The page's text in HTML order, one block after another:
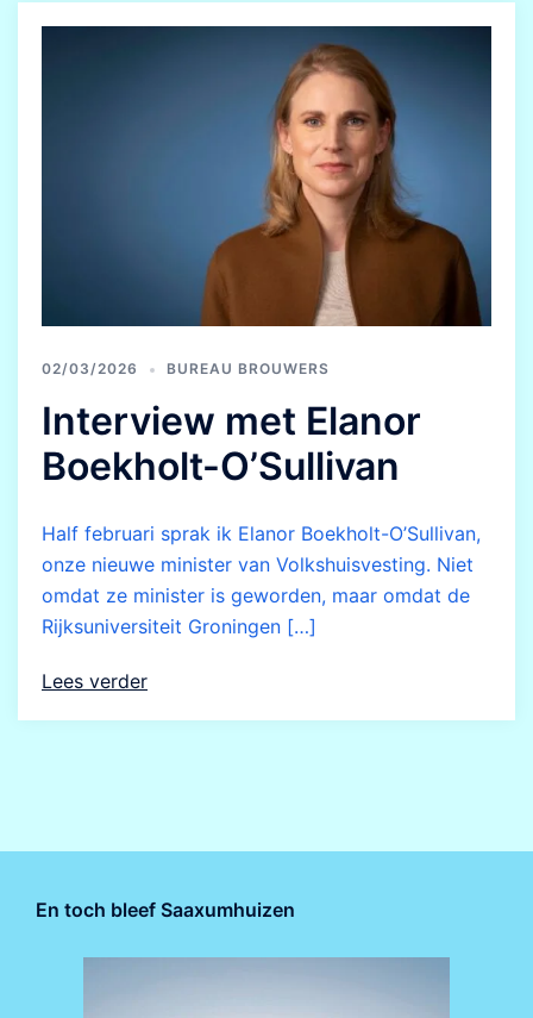
02/03/2026 BUREAU BROUWERS
Interview met Elanor
Boekholt-O’Sullivan
Half februari sprak ik Elanor Boekholt-O’Sullivan,
onze nieuwe minister van Volkshuisvesting. Niet
omdat ze minister is geworden, maar omdat de
Rijksuniversiteit Groningen […]
Lees verder
En toch bleef Saaxumhuizen